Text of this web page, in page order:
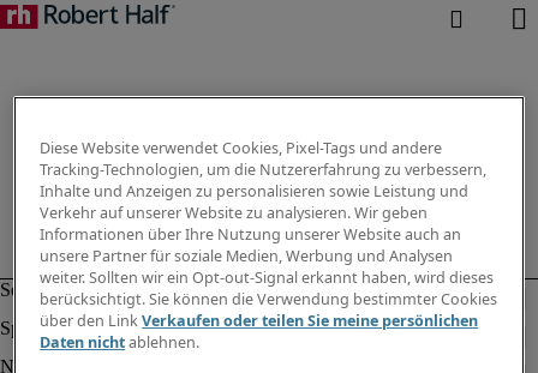
Diese Website verwendet Cookies, Pixel-Tags und andere
Tracking-Technologien, um die Nutzererfahrung zu verbessern,
Inhalte und Anzeigen zu personalisieren sowie Leistung und
Verkehr auf unserer Website zu analysieren. Wir geben
Informationen über Ihre Nutzung unserer Website auch an
unsere Partner für soziale Medien, Werbung und Analysen
weiter. Sollten wir ein Opt-out-Signal erkannt haben, wird dieses
berücksichtigt. Sie können die Verwendung bestimmter Cookies
über den LinkVerkaufen oder teilen Sie meine persönlichen
Daten nichtablehnen.